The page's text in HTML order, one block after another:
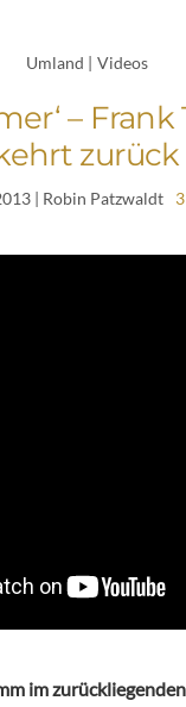
Umland | Videos
–
zurück
| Robin Patzwaldt
im